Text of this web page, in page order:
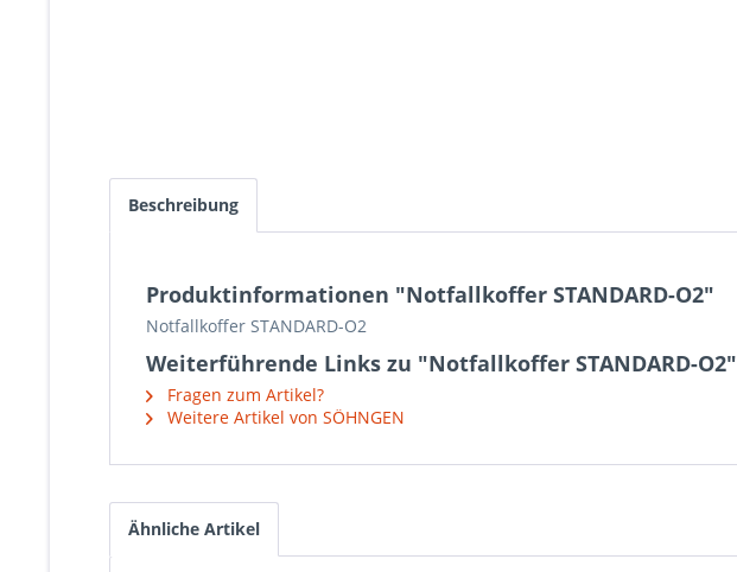
Beschreibung
Produktinformationen "Notfallkoffer STANDARD-O2"
Notfallkoffer STANDARD-O2
Weiterführende Links zu "Notfallkoffer STANDARD-O2"
Fragen zum Artikel?
Weitere Artikel von SÖHNGEN
Ähnliche Artikel